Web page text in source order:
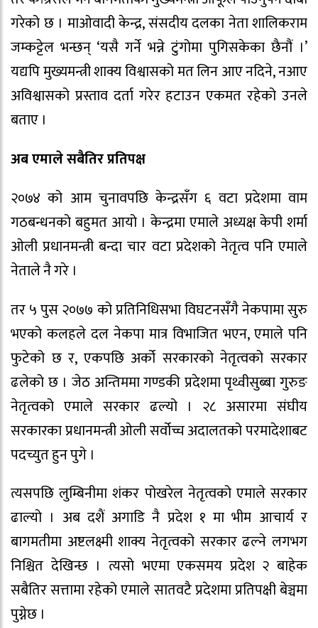
गरेको छ । माओवादी केन्द्र, संसदीय दलका नेता शालिकराम
जम्कट्टेल भन्छन् ‘यसै गर्ने भन्ने टुंगोमा पुगिसकेका छैनौं ।’
यद्यपि मुख्यमन्त्री शाक्य विश्वासको मत लिन आए नदिने, नआए
अविश्वासको प्रस्ताव दर्ता गरेर हटाउन एकमत रहेको उनले
बताए ।
अब एमाले सबैतिर प्रतिपक्ष
२०७४ को आम चुनावपछि केन्द्रसँग ६ वटा प्रदेशमा वाम
गठबन्धनको बहुमत आयो । केन्द्रमा एमाले अध्यक्ष केपी शर्मा
ओली प्रधानमन्त्री बन्दा चार वटा प्रदेशको नेतृत्व पनि एमाले
नेताले नै गरे ।
तर ५ पुस २०७७ को प्रतिनिधिसभा विघटनसँगै नेकपामा सुरु
भएको कलहले दल नेकपा मात्र विभाजित भएन, एमाले पनि
फुटेको छ र, एकपछि अर्को सरकारको नेतृत्वको सरकार
ढलेको छ । जेठ अन्तिममा गण्डकी प्रदेशमा पृथ्वीसुब्बा गुरुङ
नेतृत्वको एमाले सरकार ढल्यो । २८ असारमा संघीय
सरकारका प्रधानमन्त्री ओली सर्वोच्च अदालतको परमादेशाबट
पदच्युत हुन पुगे ।
त्यसपछि लुम्बिनीमा शंकर पोखरेल नेतृत्वको एमाले सरकार
ढाल्यो । अब दशैं अगाडि नै प्रदेश १ मा भीम आचार्य र
बागमतीमा अष्टलक्ष्मी शाक्य नेतृत्वको सरकार ढल्ने लगभग
निश्चित देखिन्छ । त्यसो भएमा एकसमय प्रदेश २ बाहेक
सबैतिर सत्तामा रहेको एमाले सातवटै प्रदेशमा प्रतिपक्षी बेञ्चमा
पुग्नेछ ।